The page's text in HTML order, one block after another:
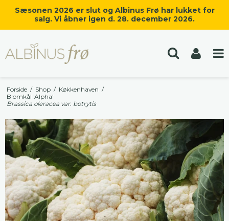
Sæsonen 2026 er slut og Albinus Frø har lukket for
salg. Vi åbner igen d. 28. december 2026.
Forside / Shop / Køkkenhaven /
Blomkål 'Alpha'
Brassica oleracea var. botrytis